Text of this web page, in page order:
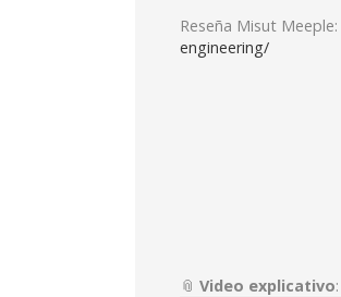
Reseña Misut Meeple:
engineering/
📎 Video explicativo: